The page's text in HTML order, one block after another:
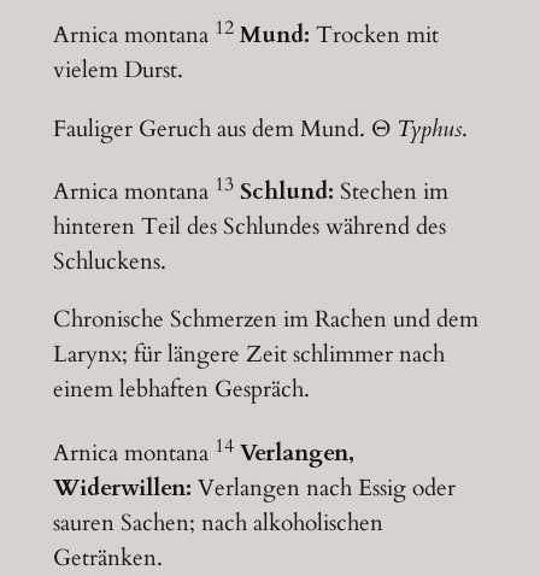
Arnica montana 12 Mund: Trocken mit
vielem Durst.
Fauliger Geruch aus dem Mund. ΘTyphus.
Arnica montana 13 Schlund: Stechen im
hinteren Teil des Schlundes während des
Schluckens.
Chronische Schmerzen im Rachen und dem
Larynx; für längere Zeit schlimmer nach
einem lebhaften Gespräch.
Arnica montana 14 Verlangen,
Widerwillen: Verlangen nach Essig oder
sauren Sachen; nach alkoholischen
Getränken.